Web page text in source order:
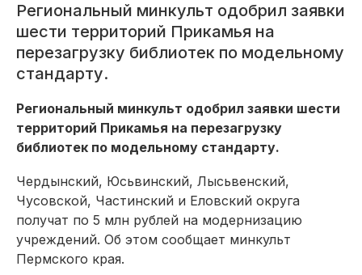
Региональный минкульт одобрил заявки
шести территорий Прикамья на
перезагрузку библиотек по модельному
стандарту.
Региональный минкульт одобрил заявки шести
территорий Прикамья на перезагрузку
библиотек по модельному стандарту.
Чердынский, Юсьвинский, Лысьвенский,
Чусовской, Частинский и Еловский округа
получат по 5 млн рублей на модернизацию
учреждений. Об этом сообщает минкульт
Пермского края.